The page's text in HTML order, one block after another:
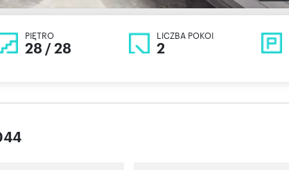
PIĘTRO
28 / 28
LICZBA POKOI
2